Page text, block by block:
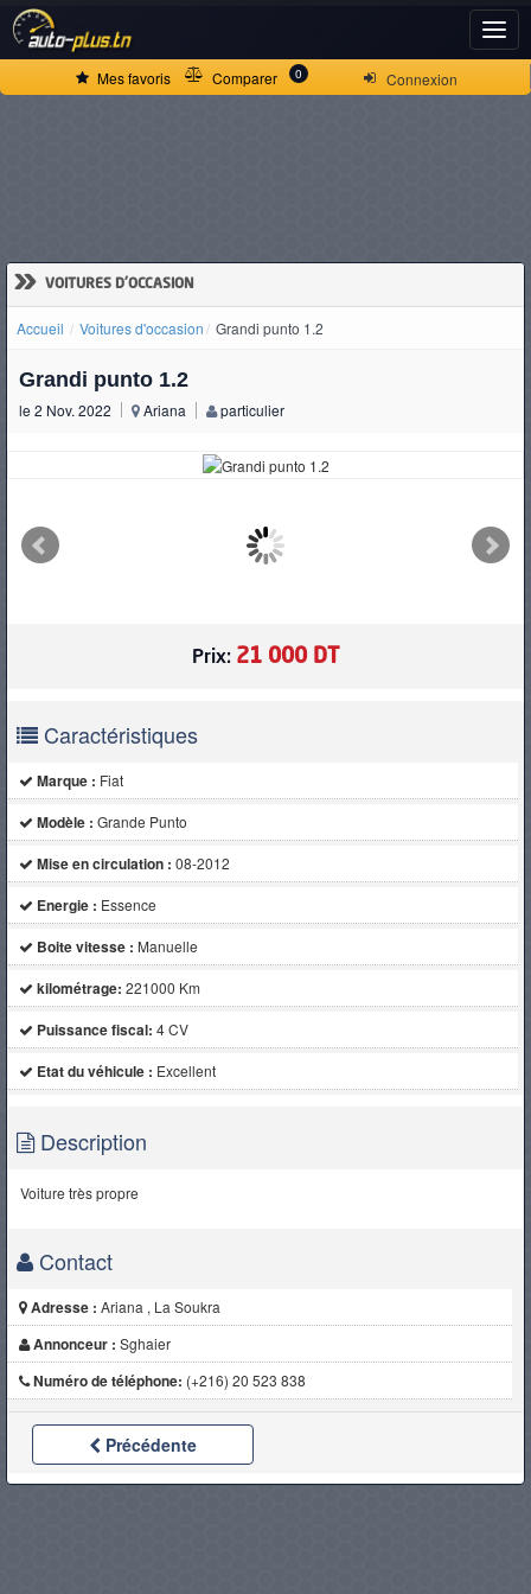
Connexion
Mes favoris Comparer 0
» VOITURES D'OCCASION
Accueil Voitures d'occasion Grandi punto 1.2
Grandi punto 1.2
le 2 Nov. 2022 Ariana particulier
Prix: 21 000 DT
Caractéristiques
Marque : Fiat
Modèle : Grande Punto
Mise en circulation : 08-2012
Energie : Essence
Boite vitesse : Manuelle
kilométrage: 221000 Km
Puissance fiscal: 4 CV
Etat du véhicule : Excellent
Description
Voiture très propre
Contact
Adresse : Ariana , La Soukra
Annonceur : Sghaier
Numéro de téléphone: (+216) 20 523 838
Précédente
ACCUEIL
D'OCCASION
PNEUS